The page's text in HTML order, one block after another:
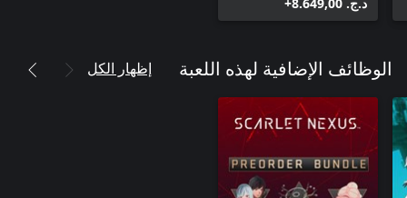
الوظائف الإضافية لهذه اللعبة إظهار الكل